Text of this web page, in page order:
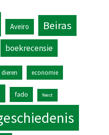
Aveiro Beiras
boekrecensie
dieren economie
fado feest